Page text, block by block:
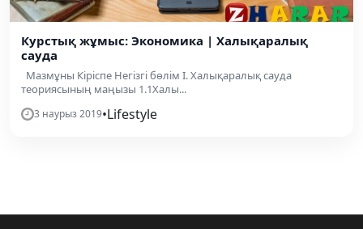
Курстық жұмыс: Экономика | Халықаралық
сауда
Мазмұны Кіріспе Негізгі бөлім I. Халықаралық сауда
теориясының маңызы 1.1Халы...
3 наурыз 2019•Lifestyle